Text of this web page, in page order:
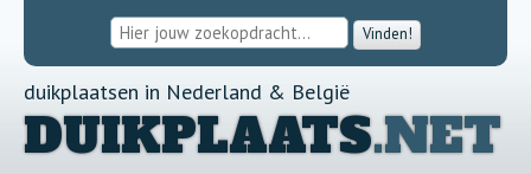
Vinden!
duikplaatsen in Nederland & België
DUIKPLAATS.NET